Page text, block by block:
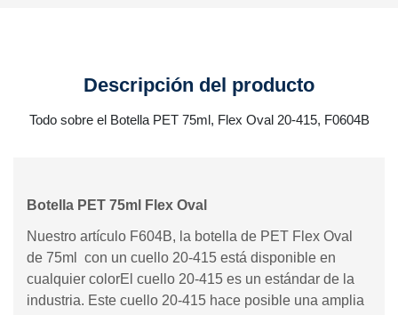
Descripción del producto
Todo sobre el Botella PET 75ml, Flex Oval 20-415, F0604B
Botella PET 75ml Flex Oval
Nuestro artículo F604B, la botella de PET Flex Oval
de 75ml con un cuello 20-415 está disponible en
cualquier colorEl cuello 20-415 es un estándar de la
industria. Este cuello 20-415 hace posible una amplia